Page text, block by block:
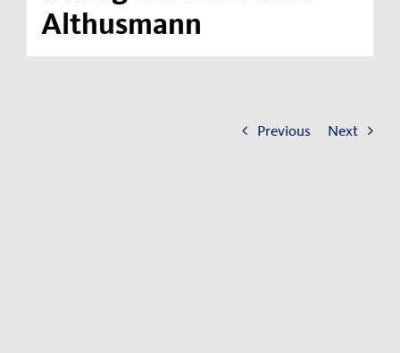
Neuigkeiten
Althusmann
Previous Next